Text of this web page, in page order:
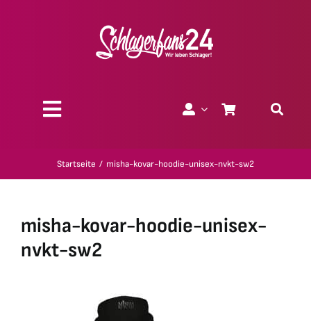
Toggle
Geschenk-Gutscheine
Startseite misha-kovar-hoodie-unisex-nvkt-sw2
misha-kovar-hoodie-unisex-
nvkt-sw2